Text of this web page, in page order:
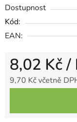
Dostupnost
Kód:
EAN:
8,02 Kč/
9,70 Kč včetně